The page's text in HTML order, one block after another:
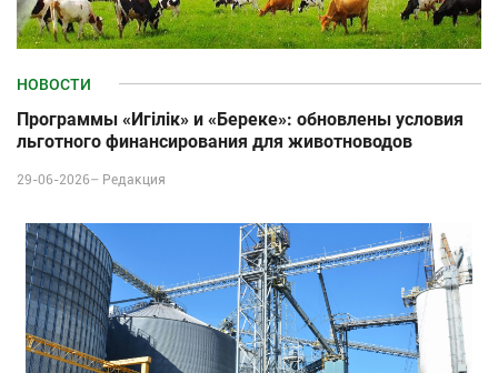
НОВОСТИ
Программы «Игілік» и «Береке»: обновлены условия
льготного финансирования для животноводов
29-06-2026– Редакция